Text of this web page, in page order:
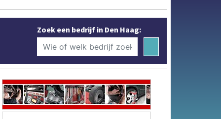
Zoek een bedrijf in Den Haag: